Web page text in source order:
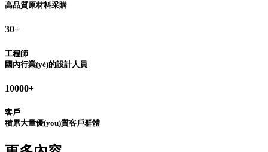
高品質原材料采購
30+
工程師
國內行業(yè)的設計人員
10000+
客戶
積累大量優(yōu)質客戶群體